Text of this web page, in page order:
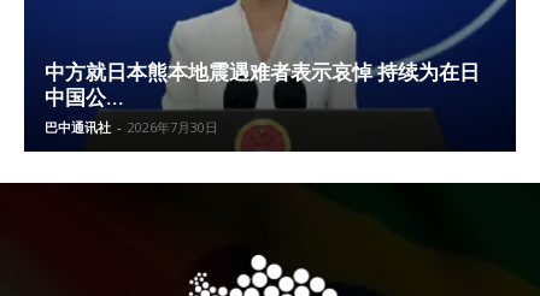
中方就日本熊本地震遇难者表示哀悼 持续为在日
中国公...
巴中通讯社 - 2026年7月30日